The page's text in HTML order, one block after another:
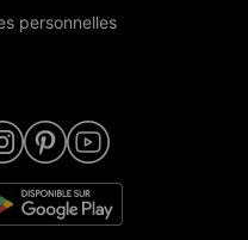
personnelles